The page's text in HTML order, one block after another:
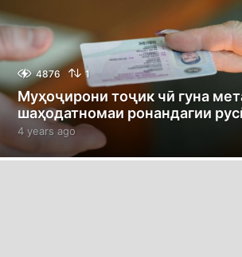
4876 1
Муҳоҷирони тоҷик чӣ гуна
шаҳодатномаи ронандагии
4 years ago4
e